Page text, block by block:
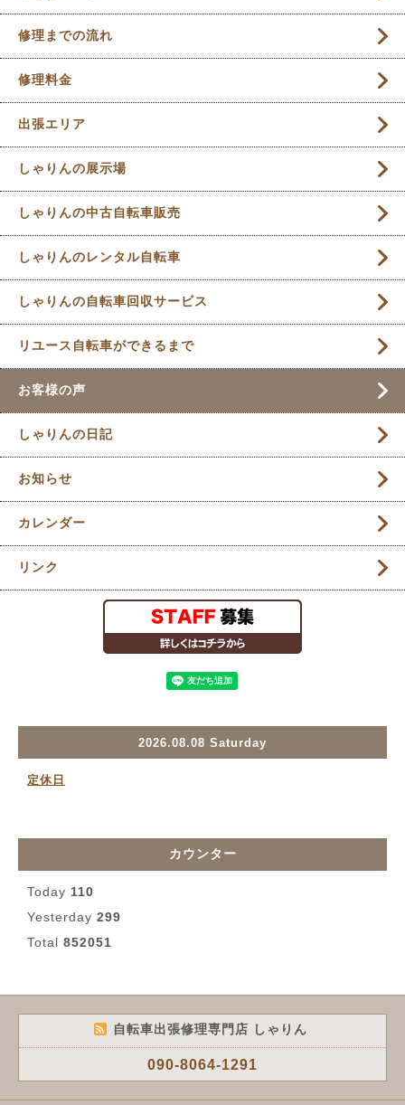
修理までの流れ
修理料金
出張エリア
しゃりんの展示場
しゃりんの中古自転車販売
しゃりんのレンタル自転車
しゃりんの自転車回収サービス
リユース自転車ができるまで
お客様の声
しゃりんの日記
お知らせ
カレンダー
リンク
2026.08.08 Saturday
定休日
カウンター
Today 110
Yesterday 299
Total 852051
自転車出張修理専門店 しゃりん
090-8064-1291